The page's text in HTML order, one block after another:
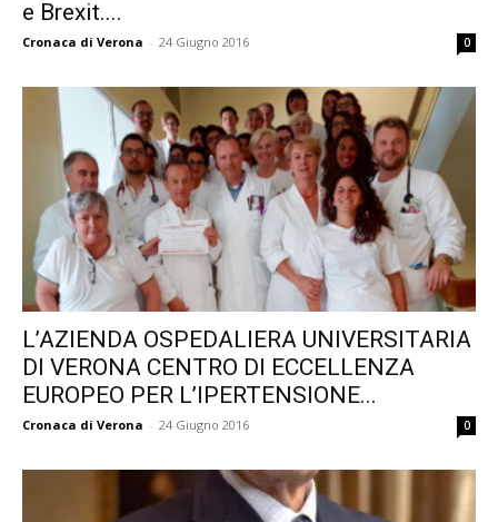
e Brexit....
Cronaca di Verona - 24 Giugno 2016 0
L’AZIENDA OSPEDALIERA UNIVERSITARIA
DI VERONA CENTRO DI ECCELLENZA
EUROPEO PER L’IPERTENSIONE...
Cronaca di Verona - 24 Giugno 2016 0